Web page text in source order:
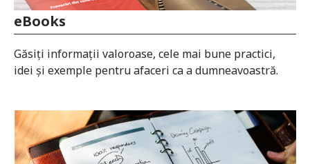
eBooks
Găsiți informații valoroase, cele mai bune practici,
idei și exemple pentru afaceri ca a dumneavoastră.